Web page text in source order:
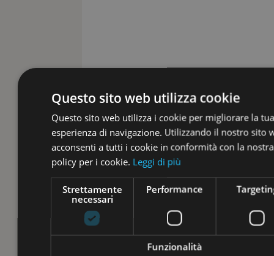
Questo sito web utilizza cookie
Questo sito web utilizza i cookie per migliorare la tua
esperienza di navigazione. Utilizzando il nostro sito
acconsenti a tutti i cookie in conformità con la nostra
policy per i cookie. Leggi di più
Strettamente
necessari
Performance
Funzionalità